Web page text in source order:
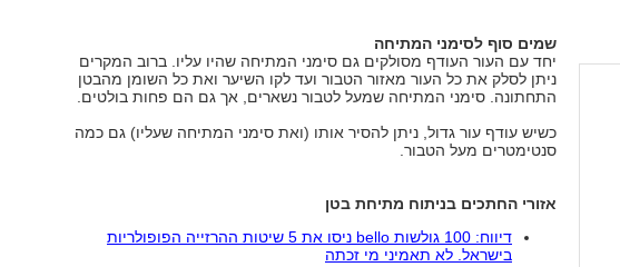
שמים סוף לסימני המתיחה
יחד עם העור העודף מסולקים גם סימני המתיחה שהיו עליו. ברוב המקרים
ניתן לסלק את כל העור מאזור הטבור ועד לקו השיער ואת כל השומן מהבטן
התחתונה. סימני המתיחה שמעל לטבור נשארים, אך גם הם פחות בולטים.
כשיש עודף עור גדול, ניתן להסיר אותו (ואת סימני המתיחה שעליו) גם כמה
סנטימטרים מעל הטבור.
אזורי החתכים בניתוח מתיחת בטן
דיווח: 100 גולשות bello ניסו את 5 שיטות ההרזייה הפופולריות
בישראל. לא תאמיני מי זכתה